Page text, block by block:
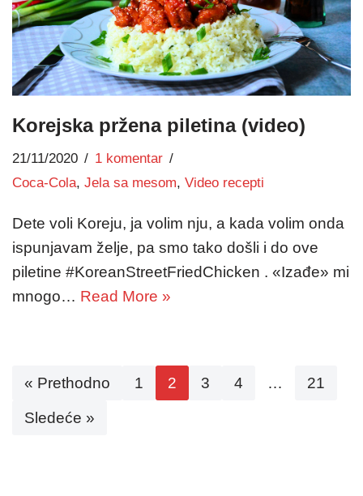
Korejska pržena piletina (video)
21/11/2020
1 komentar
Coca-Cola, Jela sa mesom, Video recepti
Dete voli Koreju, ja volim nju, a kada volim onda
ispunjavam želje, pa smo tako došli i do ove
piletine #KoreanStreetFriedChicken . «Izađe» mi
mnogo… Read More »
« Prethodno 1 2 3 4 … 21
Sledeće »